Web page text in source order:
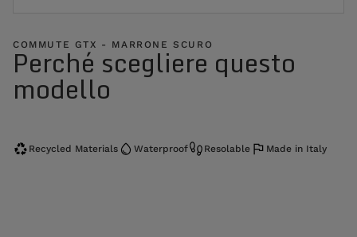
COMMUTE GTX - MARRONE SCURO
Perché scegliere questo
modello
Recycled Materials Waterproof Resolable Made in Italy